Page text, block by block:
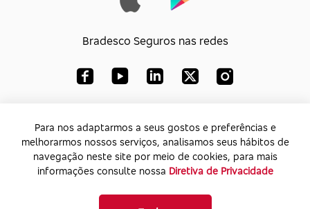
Bradesco Seguros nas redes
Bradesco Capitalização S/A
CNPJ:33.010.851/0001-74
Endereço:Av. Paulista, 1450 – Bela Vista - SP -
CEP: 01310-917
Para nos adaptarmos a seus gostos e preferências e
melhorarmos nossos serviços, analisamos seus hábitos de
navegação neste site por meio de cookies, para mais
informações consulte nossa Diretiva de Privacidade